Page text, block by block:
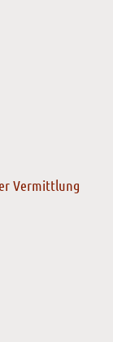
Vermittlung